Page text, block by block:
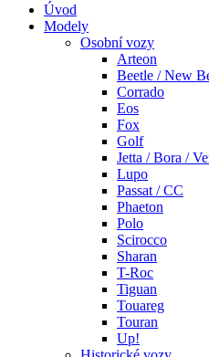
Úvod
Modely
Osobní vozy
Arteon
Beetle / New
Corrado
Eos
Fox
Golf
Jetta / Bora /
Lupo
Passat / CC
Phaeton
Polo
Scirocco
Sharan
T-Roc
Tiguan
Touareg
Touran
Up!